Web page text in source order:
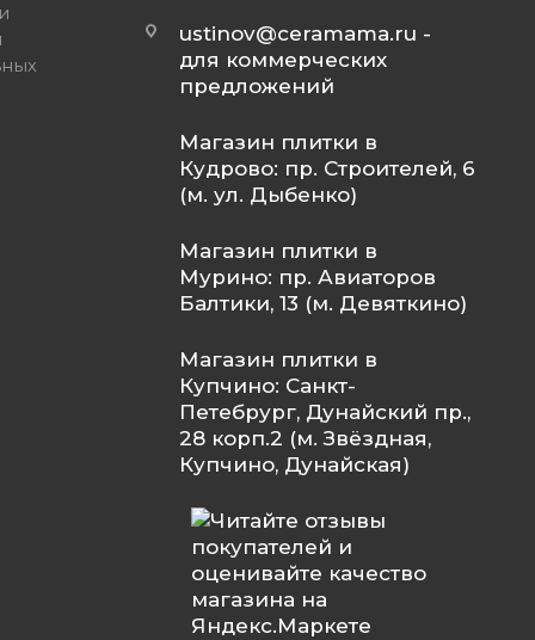
ustinov@ceramama.ru -
для коммерческих
предложений
Магазин плитки в
Кудрово: пр. Строителей, 6
(м. ул. Дыбенко)
Магазин плитки в
Мурино: пр. Авиаторов
Балтики, 13 (м. Девяткино)
Магазин плитки в
Купчино: Санкт-
Петебрург, Дунайский пр.,
28 корп.2 (м. Звёздная,
Купчино, Дунайская)